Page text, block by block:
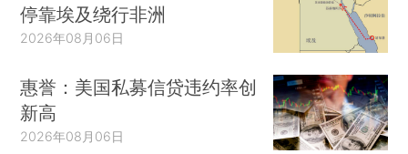
停靠埃及绕行非洲
2026年08月06日
惠誉：美国私募信贷违约率创
新高
2026年08月06日